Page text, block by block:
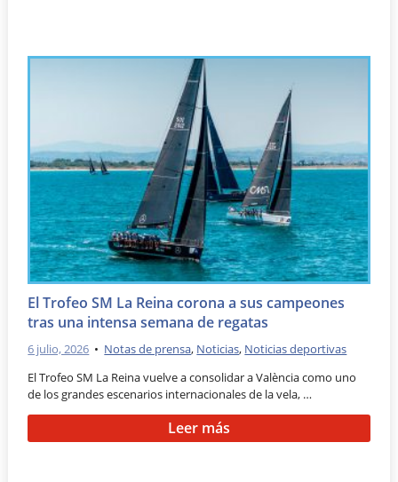
El Trofeo SM La Reina corona a sus campeones
tras una intensa semana de regatas
6 julio, 2026 • Notas de prensa, Noticias, Noticias deportivas
El Trofeo SM La Reina vuelve a consolidar a València como uno
de los grandes escenarios internacionales de la vela, …
Leer más